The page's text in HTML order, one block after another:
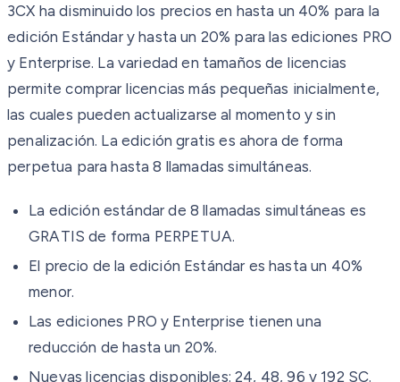
3CX ha disminuido los precios en hasta un 40% para la
edición Estándar y hasta un 20% para las ediciones PRO
y Enterprise. La variedad en tamaños de licencias
permite comprar licencias más pequeñas inicialmente,
las cuales pueden actualizarse al momento y sin
penalización. La edición gratis es ahora de forma
perpetua para hasta 8 llamadas simultáneas.
La edición estándar de 8 llamadas simultáneas es
GRATIS de forma PERPETUA.
El precio de la edición Estándar es hasta un 40%
menor.
Las ediciones PRO y Enterprise tienen una
reducción de hasta un 20%.
Nuevas licencias disponibles: 24, 48, 96 y 192 SC.